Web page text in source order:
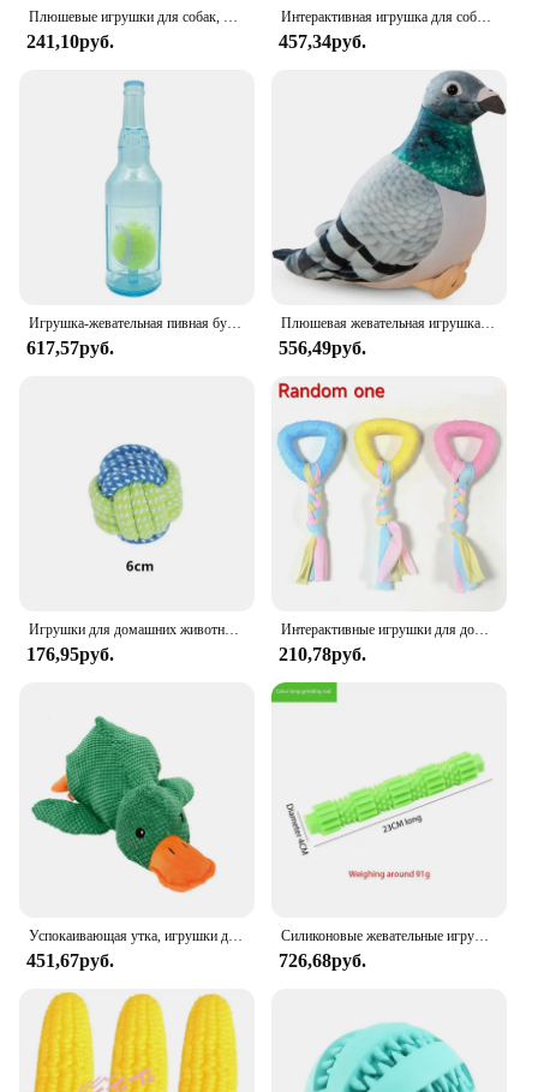
Плюшевые игрушки для собак, пивная бутылка в форме маленьких и больших собак, устойчивые к укусам, чистые зубы, жевательные игрушки, писклявые интерактивные игровые принадлежности для домашних животных
241,10руб.
Интерактивная игрушка для собак 7 см, шарик из натурального каучука для собак, протекающий мяч, шарики для чистки зубов, шарики для собак, кошек, жевательные игрушки, аксессуары для perro
457,34руб.
Игрушка-жевательная пивная бутылка с теннисным мячом
617,57руб.
Плюшевая жевательная игрушка для собак, интерактивная мультяшная форма голубя, мягкая и милая милая птица мира, милое животное в подарок для детей
556,49руб.
176,95руб.
Интерактивные игрушки для домашних животных, летающие диски для дрессировки собак, кольцо для домашних животных, кольцо с колючим кругом, кольцо для укуса собаки, жевание моляров, чистка зубов, товары для домашних животных
210,78руб.
451,67руб.
Силиконовые жевательные игрушки для собак, интерактивный тренировочный инструмент для домашних животных, очиститель зубов, аксессуары для зубных щеток, щенков бордер-колли
726,68руб.